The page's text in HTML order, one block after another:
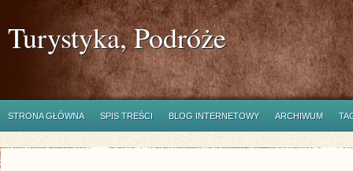
Turystyka, Podróże
STRONA GŁÓWNA SPIS TREŚCI BLOG INTERNETOWY ARCHIWUM